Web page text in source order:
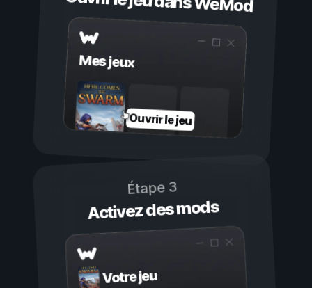
Mes jeux
Ouvrir le jeu
Étape 3
Activez des mods
Votre jeu